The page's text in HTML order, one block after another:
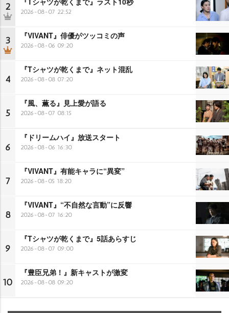
2 2026-08-07 22:52
3 『VIVANT』俳優がツッコミの声
2026-08-06 09:20
4
『Tシャツが乾くまで』ネット混乱
2026-08-08 07:20
5
『風、薫る』見上愛が語る
2026-08-07 08:15
6
『ドリームハイ』放送スタート
2026-08-06 16:30
7
『VIVANT』有能キャラに“異変”
2026-08-05 18:20
8
『VIVANT』“不自然な言動”に反響
2026-08-07 16:20
9
『Tシャツが乾くまで』5話あらすじ
2026-08-07 09:00
10
『豊臣兄弟！』新キャストが激変
2026-08-08 09:20